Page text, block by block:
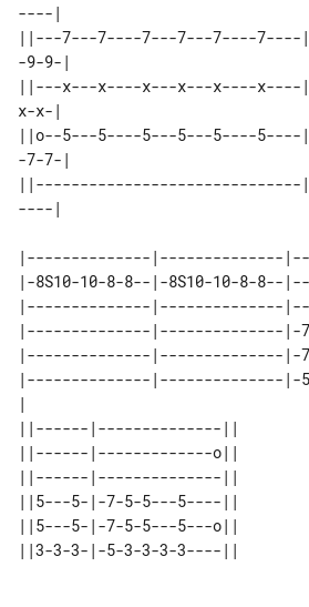
----|
||---7---7----7---7---7----7----
-9-9-|
||---x---x----x---x---x----x----
x-x-|
||o--5---5----5---5---5----
-7-7-|
----|
|--------------|--------------
|-8S10-10-8-8--|-8S10-10-8-8--
|--------------|--------------
|--------------|--------------|-
|--------------|--------------|-
|--------------|--------------|-
||------|--------------||
||------|-------------o||
||------|--------------||
||5---5-|-7-5-5---5----||
||5---5-|-7-5-5---5---o||
||3-3-3-|-5-3-3-3-3----||